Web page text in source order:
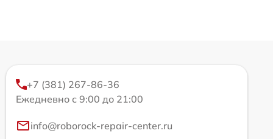
+7 (381) 267-86-36
Ежедневно с 9:00 до 21:00
info@roborock-repair-center.ru